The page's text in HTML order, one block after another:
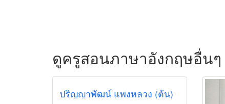
ดูครูสอนภาษาอังกฤษอื่นๆ
ปริญญาพัฒน์ แพงหลวง (ต้น)